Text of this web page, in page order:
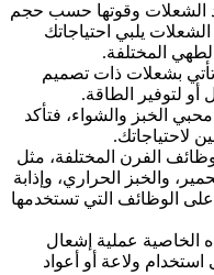
الشعلات وقوتها حسب حجم
يلبي احتياجاتك
المختلفة.
بشعلات ذات تصميم
لتوفير الطاقة.
الخبز والشواء، فتأكد
لاحتياجاتك.
الفرن المختلفة، مثل
والخبز الحراري، وإذابة
على الوظائف التي تستخدمها
الخاصية عملية إشعال
ولاعة أو أعواد